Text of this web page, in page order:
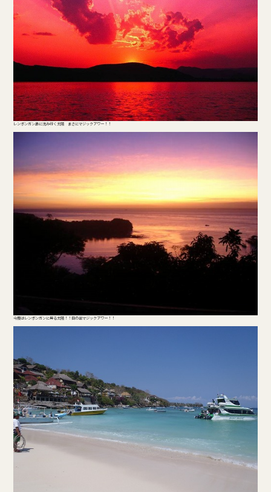
レンボンガン島に沈み行く太陽 まさにマジックアワー！！
今度はレンボンガンに昇る太陽！！日の出マジックアワー！！